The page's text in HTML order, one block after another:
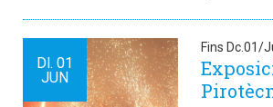
Dl. 01
JUN
Fins Dc.01/